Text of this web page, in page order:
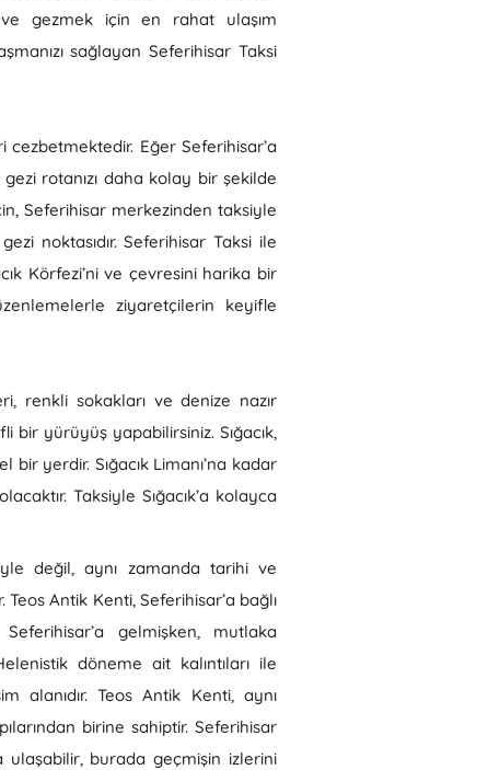
gezmek için en rahat ulaşım
sağlayan Seferihisar Taksi
Eğer Seferihisar’a
rotanızı daha kolay bir şekilde
Seferihisar merkezinden taksiyle
noktasıdır. Seferihisar Taksi ile
Körfezi’ni ve çevresini harika bir
ziyaretçilerin keyifle
renkli sokakları ve denize nazır
bir yürüyüş yapabilirsiniz. Sığacık,
yerdir. Sığacık Limanı’na kadar
Taksiyle Sığacık’a kolayca
değil, aynı zamanda tarihi ve
Antik Kenti, Seferihisar’a bağlı
gelmişken, mutlaka
döneme ait kalıntıları ile
alanıdır. Teos Antik Kenti, aynı
birine sahiptir. Seferihisar
ulaşabilir, burada geçmişin izlerini